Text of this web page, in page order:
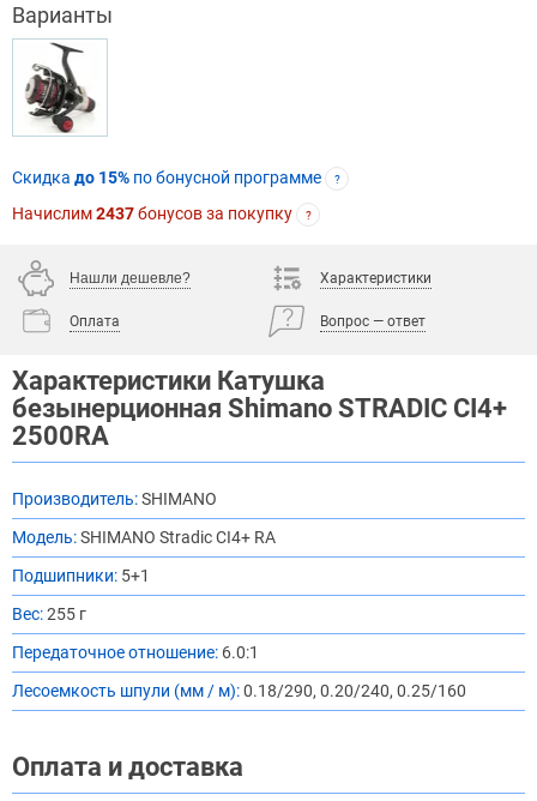
Варианты
Скидка до 15% по бонусной программе ?
Начислим2437бонусов за покупку ?
Нашли дешевле? Характеристики
Оплата Вопрос — ответ
Характеристики Катушка
безынерционная Shimano STRADIC CI4+
2500RA
Производитель:SHIMANO
Модель:SHIMANO Stradic CI4+ RA
Подшипники: 5+1
Вес:255 г
Передаточное отношение: 6.0:1
Лесоемкость шпули (мм / м):0.18/290, 0.20/240, 0.25/160
Оплата и доставка